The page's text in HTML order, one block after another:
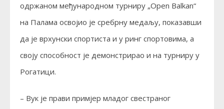
одржаном међународном турниру „Open Balkan“
на Палама освојио је сребрну медаљу, показавши
да је врхунски спортиста и у ринг спортовима, а
своју способност је демонстрирао и на турниру у
Рогатици.
– Вук је прави примјер младог свестраног